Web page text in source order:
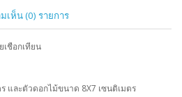
เห็น (0) รายการ
เชือกเทียน
และตัวดอกไม้ขนาด 8X7 เซนติเมตร